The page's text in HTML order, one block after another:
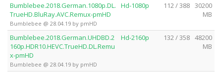
Bumblebee.2018.German.1080p.DL.
TrueHD.BluRay.AVC.Remux-pmHD
Bumblebee @ 28.04.19 by pmHD
Hd-1080p 112 / 388 30200
MB
Bumblebee.2018.German.UHDBD.2
160p.HDR10.HEVC.TrueHD.DL.Remu
x-pmHD
Bumblebee @ 28.04.19 by pmHD
Hd-2160p 132 / 358 48200
MB